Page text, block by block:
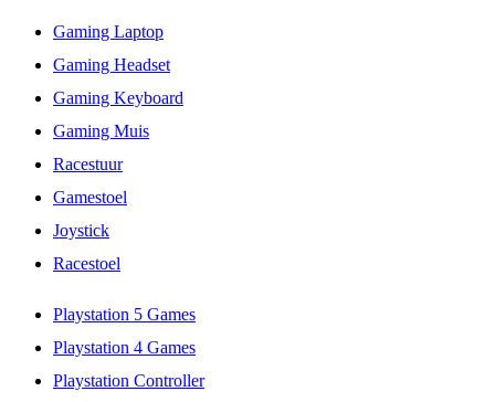
Gaming Laptop
Gaming Headset
Gaming Keyboard
Gaming Muis
Racestuur
Gamestoel
Joystick
Racestoel
Playstation 5 Games
Playstation 4 Games
Playstation Controller